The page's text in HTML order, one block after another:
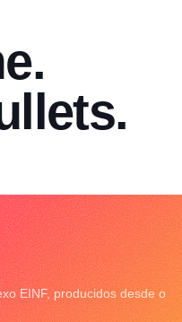
EINF, producidos desde o